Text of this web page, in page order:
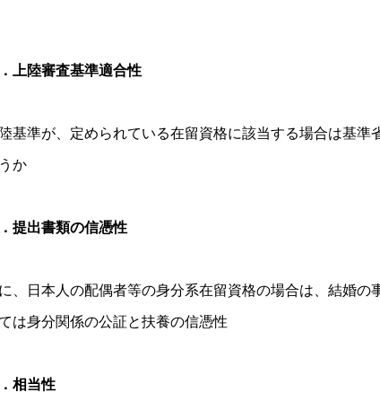
上陸審査基準適合性
陸基準が、定められている在留資格に該当する場合は基
か
提出書類の信憑性
、日本人の配偶者等の身分系在留資格の場合は、結婚
は身分関係の公証と扶養の信憑性
相当性